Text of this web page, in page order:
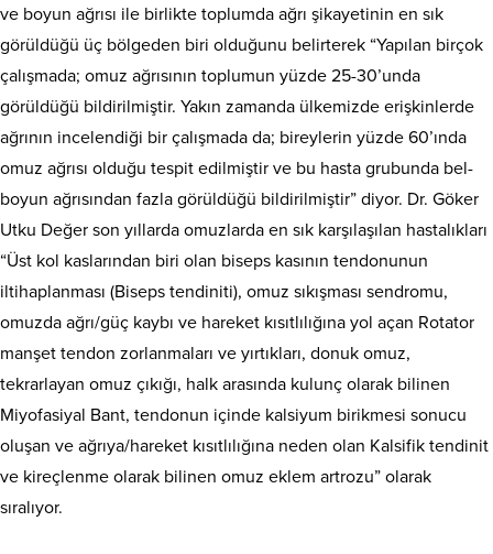
ve boyun ağrısı ile birlikte toplumda ağrı şikayetinin en sık
görüldüğü üç bölgeden biri olduğunu belirterek “Yapılan birçok
çalışmada; omuz ağrısının toplumun yüzde 25-30’unda
görüldüğü bildirilmiştir. Yakın zamanda ülkemizde erişkinlerde
ağrının incelendiği bir çalışmada da; bireylerin yüzde 60’ında
omuz ağrısı olduğu tespit edilmiştir ve bu hasta grubunda bel-
boyun ağrısından fazla görüldüğü bildirilmiştir” diyor. Dr. Göker
Utku Değer son yıllarda omuzlarda en sık karşılaşılan hastalıkları
“Üst kol kaslarından biri olan biseps kasının tendonunun
iltihaplanması (Biseps tendiniti), omuz sıkışması sendromu,
omuzda ağrı/güç kaybı ve hareket kısıtlılığına yol açan Rotator
manşet tendon zorlanmaları ve yırtıkları, donuk omuz,
tekrarlayan omuz çıkığı, halk arasında kulunç olarak bilinen
Miyofasiyal Bant, tendonun içinde kalsiyum birikmesi sonucu
oluşan ve ağrıya/hareket kısıtlılığına neden olan Kalsifik tendinit
ve kireçlenme olarak bilinen omuz eklem artrozu” olarak
sıralıyor.